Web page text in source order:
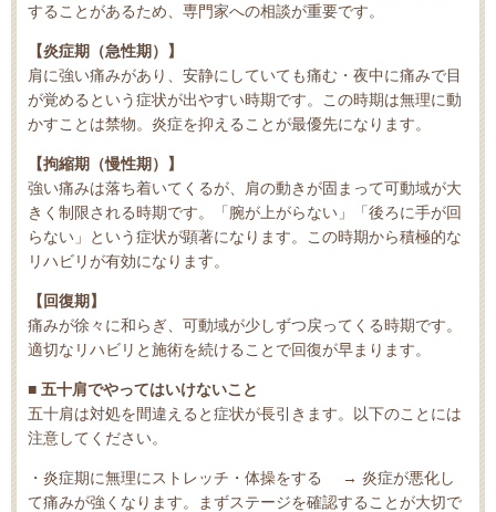
することがあるため、専門家への相談が重要です。
【炎症期（急性期）】
肩に強い痛みがあり、安静にしていても痛む・夜中に痛みで目
が覚めるという症状が出やすい時期です。この時期は無理に動
かすことは禁物。炎症を抑えることが最優先になります。
【拘縮期（慢性期）】
強い痛みは落ち着いてくるが、肩の動きが固まって可動域が大
きく制限される時期です。「腕が上がらない」「後ろに手が回
らない」という症状が顕著になります。この時期から積極的な
リハビリが有効になります。
【回復期】
痛みが徐々に和らぎ、可動域が少しずつ戻ってくる時期です。
適切なリハビリと施術を続けることで回復が早まります。
■ 五十肩でやってはいけないこと
五十肩は対処を間違えると症状が長引きます。以下のことには
注意してください。
・炎症期に無理にストレッチ・体操をする → 炎症が悪化し
て痛みが強くなります。まずステージを確認することが大切で